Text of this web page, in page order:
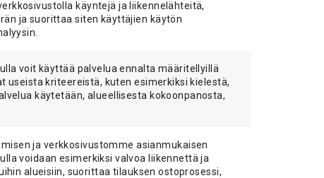
käyntejä ja liikennelähteitä,
ja suorittaa siten käyttäjien käytön
voit käyttää palvelua ennalta määritellyillä
useista kriteereistä, kuten esimerkiksi kielestä,
käytetään, alueellisesta kokoonpanosta,
ja verkkosivustomme asianmukaisen
voidaan esimerkiksi valvoa liikennettä ja
alueisiin, suorittaa tilauksen ostoprosessi,